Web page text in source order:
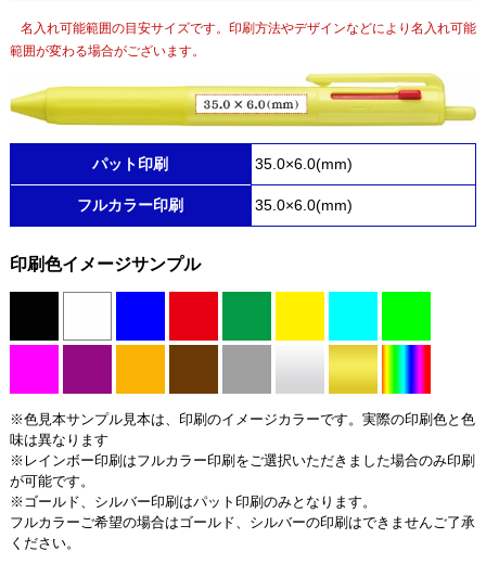
名入れ可能範囲の目安サイズです。印刷方法やデザインなどにより名入れ可能
範囲が変わる場合がございます。
パット印刷 35.0×6.0(mm)
フルカラー印刷 35.0×6.0(mm)
印刷色イメージサンプル
※色見本サンプル見本は、印刷のイメージカラーです。実際の印刷色と色
味は異なります
※レインボー印刷はフルカラー印刷をご選択いただきました場合のみ印刷
が可能です。
※ゴールド、シルバー印刷はパット印刷のみとなります。
フルカラーご希望の場合はゴールド、シルバーの印刷はできませんご了承
ください。